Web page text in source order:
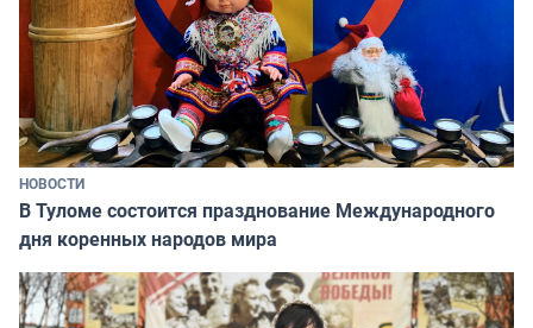
НОВОСТИ
В Туломе состоится празднование Международного
дня коренных народов мира